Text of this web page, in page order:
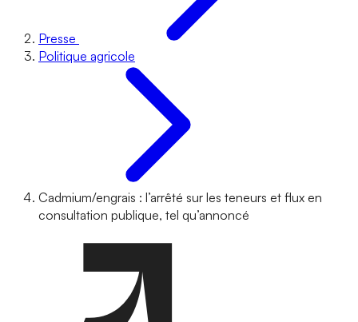
Presse
Politique agricole
Cadmium/engrais : l’arrêté sur les teneurs et flux en
consultation publique, tel qu’annoncé